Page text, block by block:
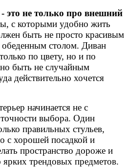
это не только про внешний
с которыми удобно жить
быть не просто красивым
столом. Диван
по цвету, но и по
быть не случайным
действительно хочется
начинается не с
точности выбора. Один
правильных стульев,
с хорошей посадкой и
пространство дороже и
ярких трендовых предметов.